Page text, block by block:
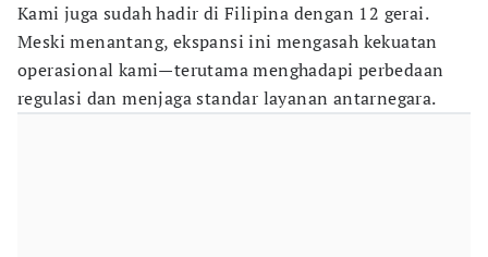
Kami juga sudah hadir di Filipina dengan 12 gerai.
Meski menantang, ekspansi ini mengasah kekuatan
operasional kami—terutama menghadapi perbedaan
regulasi dan menjaga standar layanan antarnegara.